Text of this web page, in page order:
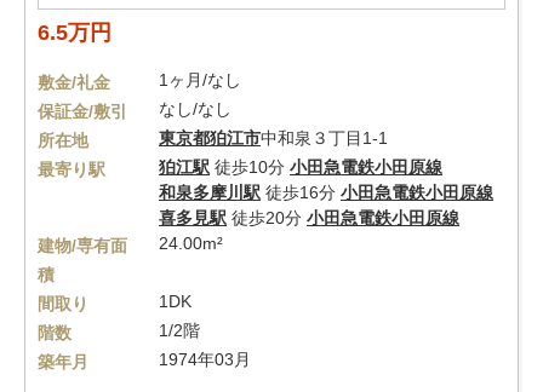
6.5万円
敷金/礼金
1ヶ月/なし
保証金/敷引
なし/なし
所在地
東京都狛江市中和泉３丁目1-1
最寄り駅
狛江駅 徒歩10分 小田急電鉄小田原線
和泉多摩川駅 徒歩16分 小田急電鉄小田原線
喜多見駅 徒歩20分 小田急電鉄小田原線
建物/専有面
積
24.00m²
間取り
1DK
階数
1/2階
築年月
1974年03月